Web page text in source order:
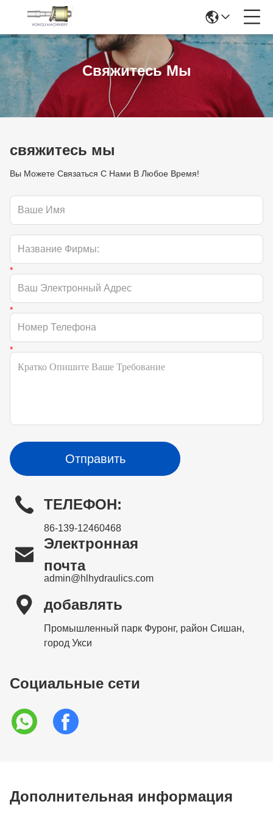
Свяжитесь Мы
свяжитесь мы
Вы Можете Связаться С Нами В Любое Время!
Отправить
ТЕЛЕФОН:
86-139-12460468

Электронная
почта
admin@hlhydraulics.com
 добавлять
Промышленный парк Фуронг, район Сишан,
город Укси
Социальные сети
Дополнительная информация